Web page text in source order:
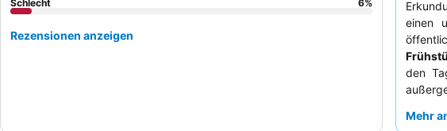
einen
den
Mehr
Schlecht
6%
Rezensionen anzeigen